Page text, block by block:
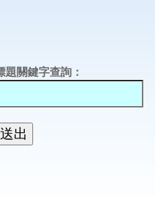
題關鍵字查詢：